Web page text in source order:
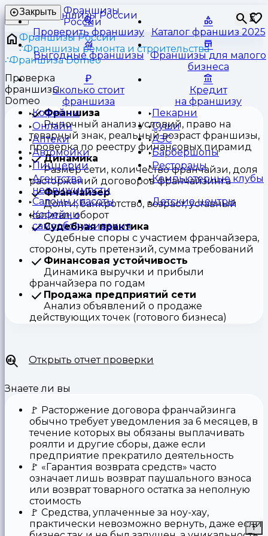
Франшизы
России
⏳
Закрыть
Проверить франшизу Каталог франшиз 2025
Выгодные франшизы Франшизы для малого
бизнеса
Сколько стоит
франшиза
Кредит
на франшизу
Кофейни
Пекарни
Онлайн
Суши
Аптеки
АЗС
Автомойки
Барбершопы
Пиццерии
Рестораны
Агентства
недвижимости
Компьютерные клубы
Салоны красоты
Детские центры
Кофейни
самообслуживания
Франшизы России
Франшизы ремонта и строительства
Франшиза Domeo
Проверка
франшизы
Domeo
Франшиза
Рыночный анализ условий, право на
товарный знак, реальный возраст франшизы,
проверка по реестру финансовых пирамид
Динамика
Размер сети, количество франчайзи, доля
расторжений договоров франчайзинга
Франчайзер
Долги, банкротство, возраст, уставный
капитал, оборот
Судебная практика
Судебные споры с участием франчайзера,
стороны, суть претензий, сумма требований
Финансовая устойчивость
Динамика выручки и прибыли
франчайзера по годам
Продажа предприятий сети
Анализ объявлений о продаже
действующих точек (готового бизнеса)
Открыть отчет проверки
Знаете ли вы
🚩 Расторжение договора франчайзинга
обычно требует уведомления за 6 месяцев, в
течение которых вы обязаны выплачивать
роялти и другие сборы, даже если
предприятие прекратило деятельность
🚩 «Гарантия возврата средств» часто
означает лишь возврат паушального взноса
или возврат товарного остатка за неполную
стоимость
🚩 Средства, уплаченные за ноу-хау,
практически невозможно вернуть, даже если